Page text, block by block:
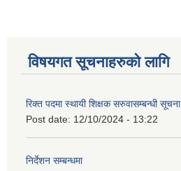
विषयगत सूचनाहरुको लागि
रिक्त पदमा स्थायी शिक्षक सरुवासम्बन्धी सूचना
Post date: 12/10/2024 - 13:22
निर्देशन सम्बन्धमा